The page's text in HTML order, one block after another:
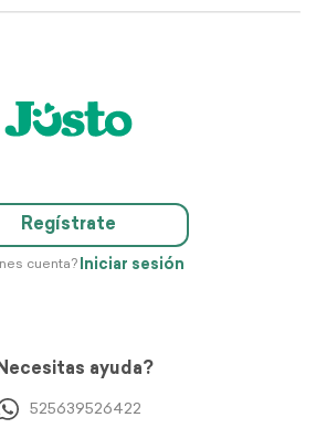
Regístrate
cuenta? Iniciar sesión
ayuda?
525639526422